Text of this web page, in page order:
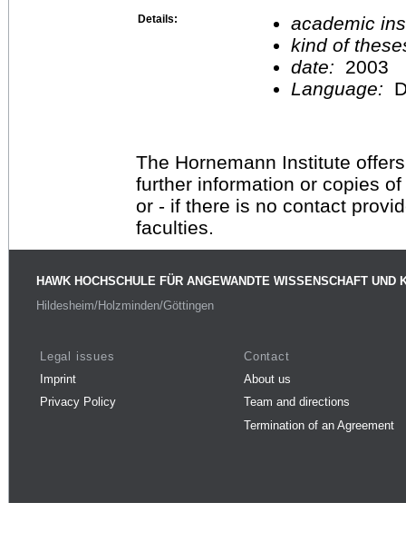
Details:
academic
kind of
date:
2003
Language:
The Hornemann Institute
further information or copies
or - if there is no contact
faculties.
HAWK HOCHSCHULE FÜR ANGEWANDTE WISSENSCHAFT UND
Hildesheim/Holzminden/Göttingen
Legal issues
Imprint
Privacy Policy
Contact
About us
Team and directions
Termination of an Agreement